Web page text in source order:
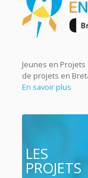
Jeunes en
de projets en
En savoir plus
LES
PROJETS